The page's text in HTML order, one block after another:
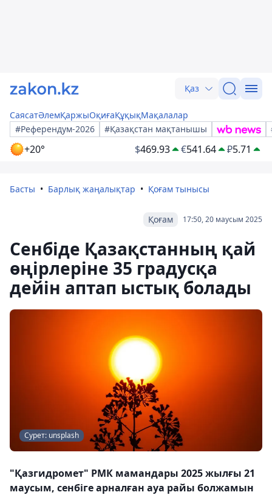
Қаз
СаясатӘлемҚаржыОқиғаҚұқықМақалалар
#Референдум-2026
#Қазақстан мақтанышы
+20° $469.93 €541.64 ₽5.71
Басты Барлық жаңалықтар Қоғам тынысы
17:50, 20 маусым 2025
Қоғам
Сенбіде Қазақстанның қай
өңірлеріне 35 градусқа
дейін аптап ыстық болады
Сурет: unsplash
"Қазгидромет" РМК мамандары 2025 жылғы 21
маусым, сенбіге арналған ауа райы болжамын